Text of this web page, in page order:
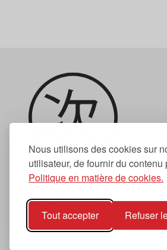
Nous utilisons des cookies sur
utilisateur, de fournir du
Politique en matière de cookies.
Tout accepter Refuser
Newsletter